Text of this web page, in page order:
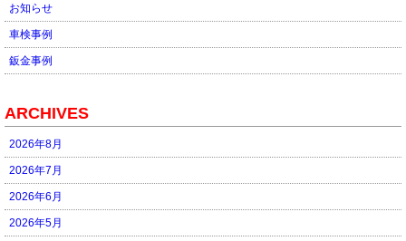
お知らせ
車検事例
鈑金事例
ARCHIVES
2026年8月
2026年7月
2026年6月
2026年5月